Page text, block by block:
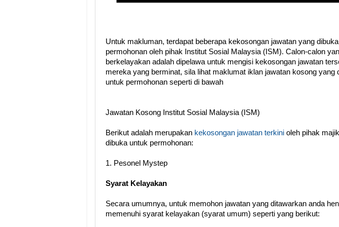
Untuk makluman, terdapat beberapa kekosongan jawatan yang
permohonan oleh pihak Institut Sosial Malaysia (ISM). Calon-calon
berkelayakan adalah dipelawa untuk mengisi kekosongan jawatan
mereka yang berminat, sila lihat maklumat iklan jawatan kosong yang
untuk permohonan seperti di bawah
Jawatan Kosong Institut Sosial Malaysia (ISM)
Berikut adalah merupakan kekosongan jawatan terkini oleh pihak
dibuka untuk permohonan:
1. Pesonel Mystep
Syarat Kelayakan
Secara umumnya, untuk memohon jawatan yang ditawarkan anda
memenuhi syarat kelayakan (syarat umum) seperti yang berikut: